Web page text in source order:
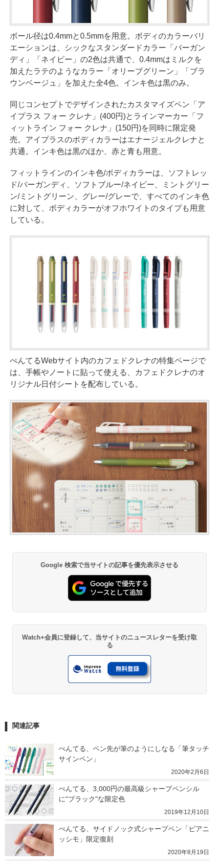
ボール径は0.4mmと0.5mmを用意。ボディのカラーバリ
エーションは、シックなスタンダードカラー「バーガン
ディ」「ネイビー」の2色は共通で、0.4mmはミルクを
加えたラテのようなカラー「オリーブグリーン」「ブラ
ウンベージュ」を加えた全4色。インキ色は黒のみ。
同じコンセプトでデザインされたカスタマイズペン「ア
イプラス フォー クレナ」(400円)とラインマーカー「フ
ィットライン フォー クレナ」(150円)を同時に限定発
売。アイプラスのボディカラーはエナージェルクレナと
共通。インキ色は黒のほか、赤と青も用意。
フィットラインのインキ色/ボディカラーは、ソフトレッ
ド/バーガンディ、ソフトブルー/ネイビー、ミントグリー
ン/ミントグリーン、グレー/グレーで、すべてのインキ色
に対して、ボディカラーがオフホワイトのタイプも用意
している。
ぺんてるWebサイト内のカフェドクレナの特集ページで
は、手帳やノートに貼って使える、カフェドクレナのオ
リジナル日付シートを配布している。
Google 検索で当サイトの記事を優先表示させる
Watch+会員に登録して、当サイトのニュースレターを受け取
る
関連記事
ぺんてる、ペン先が筆のようにしなる「筆タッチ
サインペン」
2020年2月6日
ぺんてる、3,000円の最高級シャープペンシル
に"ブラック"な限定色
2019年12月10日
ぺんてる、サイドノック式シャープペン「ピアニ
ッシモ」限定復刻
2020年8月19日